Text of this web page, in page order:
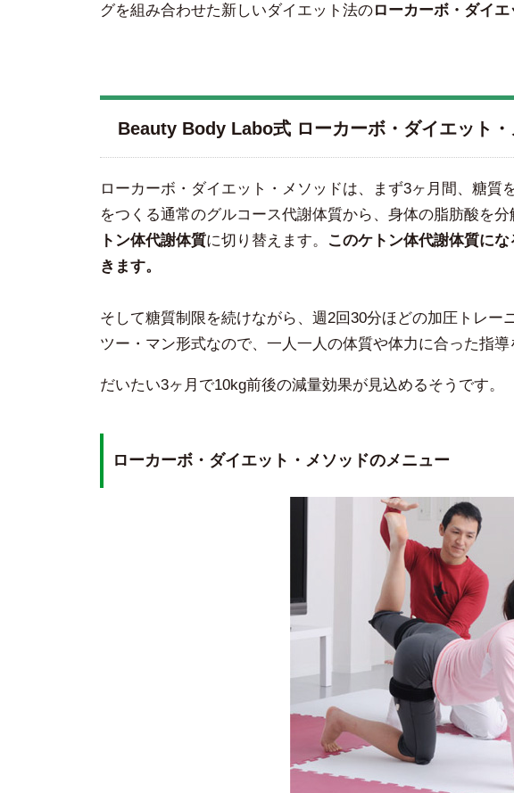
グを組み合わせた新しいダイエット法のローカーボ・ダイ
Beauty Body Labo式 ローカーボ・ダイエット・
ローカーボ・ダイエット・メソッドは、まず3ヶ月間、糖質
をつくる通常のグルコース代謝体質から、身体の脂肪酸を
トン体代謝体質に切り替えます。
このケトン体代謝体質に
きます。
そして糖質制限を続けながら、週2回30分ほどの加圧トレー
ツー・マン形式なので、一人一人の体質や体力に合った指導
だいたい3ヶ月で10kg前後の減量効果が見込めるそうです。
ローカーボ・ダイエット・メソッドのメニュー